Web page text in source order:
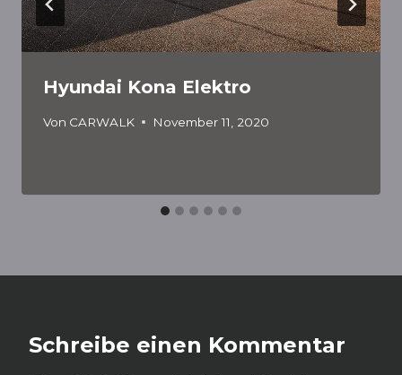
Hyundai Kona Elektro
Von CARWALK November 11, 2020
Schreibe einen Kommentar